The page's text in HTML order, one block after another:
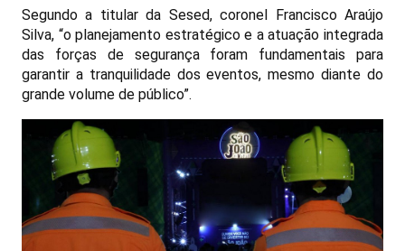
Segundo a titular da Sesed, coronel Francisco Araújo
Silva, “o planejamento estratégico e a atuação integrada
das forças de segurança foram fundamentais para
garantir a tranquilidade dos eventos, mesmo diante do
grande volume de público”.